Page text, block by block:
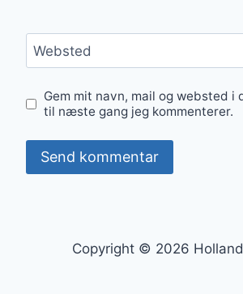
Websted
Gem mit navn, mail og websted i
til næste gang jeg kommenterer.
Copyright © 2026